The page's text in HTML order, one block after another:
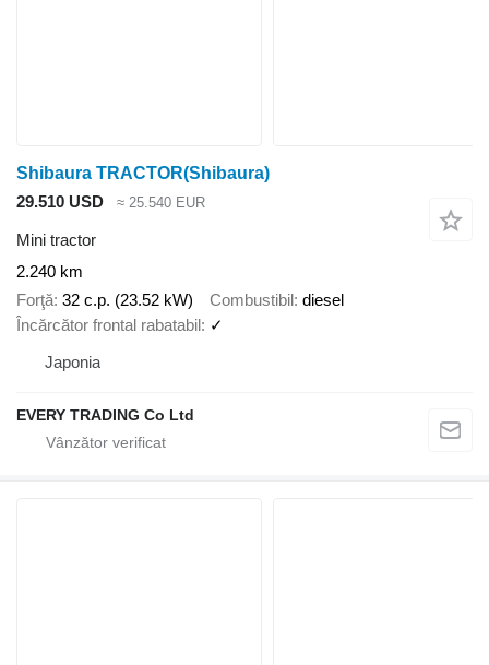
Shibaura TRACTOR(Shibaura)
29.510 USD
≈ 25.540 EUR
Mini tractor
2.240 km
Forţă 32 c.p. (23.52 kW) Combustibil diesel
Încărcător frontal rabatabil ✓
Japonia
EVERY TRADING Co Ltd